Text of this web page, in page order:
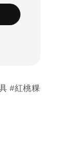
#紅桃粿